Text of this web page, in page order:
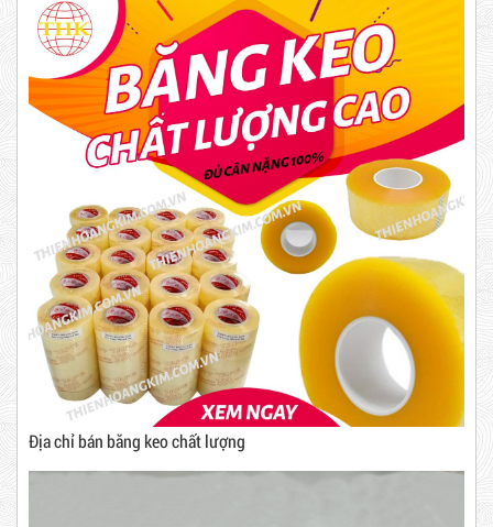
Băng Keo Đục
Mã sản phẩm: BKD
New
Dây rút nhựa trắng và đen 15cm,
4*150
10,000 VNĐ12,000 VNĐ
Combo 60 cây băng keo trong
200Y 1.8kg
Địa chỉ bán băng keo chất lượng